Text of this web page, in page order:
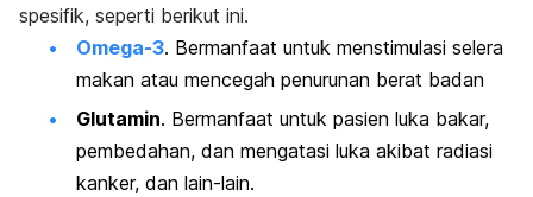
spesifik, seperti berikut ini.
Omega-3. Bermanfaat untuk menstimulasi selera
makan atau mencegah penurunan berat badan
Glutamin. Bermanfaat untuk pasien luka bakar,
pembedahan, dan mengatasi luka akibat radiasi
kanker, dan lain-lain.